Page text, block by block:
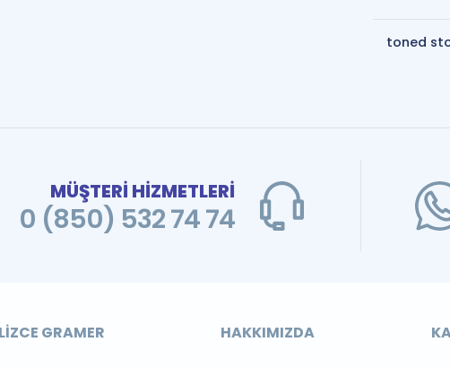
toned
MÜŞTERİ HİZMETLERİ
0 (850) 532 74 74
GRAMER HAKKIMIZDA